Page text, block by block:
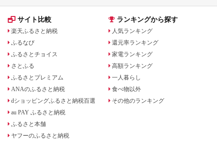
サイト比較
楽天ふるさと納税
ふるなび
ふるさとチョイス
さとふる
ふるさとプレミアム
ANAのふるさと納税
dショッピングふるさと納税百選
au PAY ふるさと納税
ふるさと本舗
ヤフーのふるさと納税
ランキングから探す
人気ランキング
還元率ランキング
家電ランキング
高額ランキング
一人暮らし
食べ物以外
その他のランキング